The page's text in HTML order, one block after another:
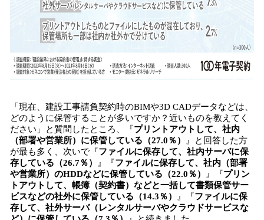
「現在、建設工事請負契約時のBIMや3D CADデータなどは、
どのように保管することが多いですか？近いものを教えてく
ださい」と質問したところ、『プリントアウトして、社内
（部署や営業所）に保管している（27.0％）
』と回答した方
が最も多く、次いで『ファイルに保存して、社内サーバに保
存している（26.7％）
』『ファイルに保存して、社内（部署
や営業所）のHDDなどに保管している（22.0％）
』『プリン
トアウトして、帳簿（契約書）などと一括して書類保管サー
ビスなどの社外に保管している（14.3％）
』『ファイルに保
存して、社外サーバ（レンタルサーバやクラウドサービスな